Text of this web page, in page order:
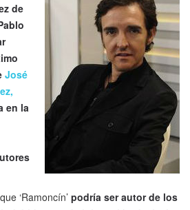
de
José
en la
‘Ramoncín’ podría ser autor de los